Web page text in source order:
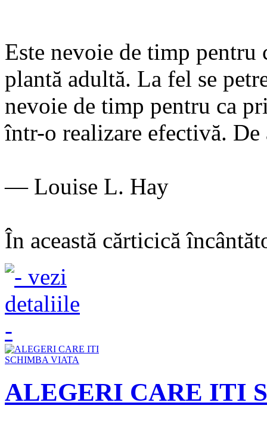
Este nevoie de timp pentru
plantă adultă. La fel se
nevoie de timp pentru ca
într-o realizare efectivă. De
— Louise L. Hay
În această cărticică
ALEGERI CARE ITI